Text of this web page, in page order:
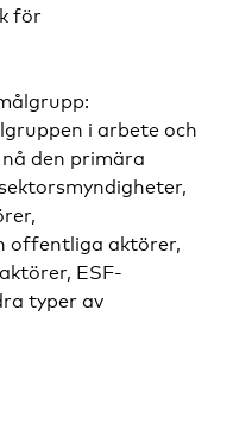
för
i arbete och
den primära
offentliga aktörer,
ESF-
typer av